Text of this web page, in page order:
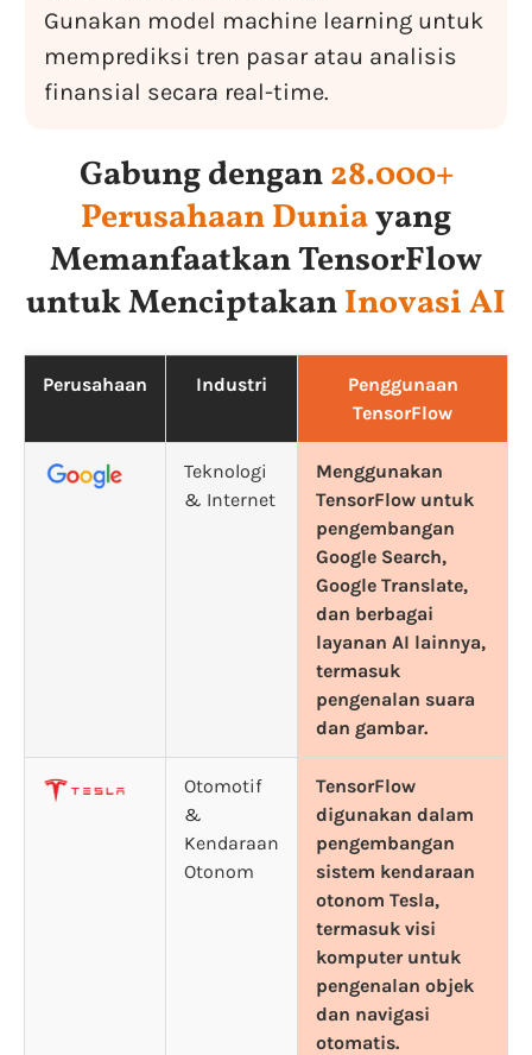
Gunakan model machine learning untuk
memprediksi tren pasar atau analisis
finansial secara real-time.
Gabung dengan28.000+
Perusahaan Duniayang
Memanfaatkan TensorFlow
untuk MenciptakanInovasi AI
Perusahaan Industri
Penggunaan
TensorFlow
Teknologi
& Internet
Menggunakan
TensorFlow untuk
pengembangan
Google Search,
Google Translate,
dan berbagai
layanan AI lainnya,
termasuk
pengenalan suara
dan gambar.
Otomotif
&
Kendaraan
Otonom
TensorFlow
digunakan dalam
pengembangan
sistem kendaraan
otonom Tesla,
termasuk visi
komputer untuk
pengenalan objek
dan navigasi
otomatis.